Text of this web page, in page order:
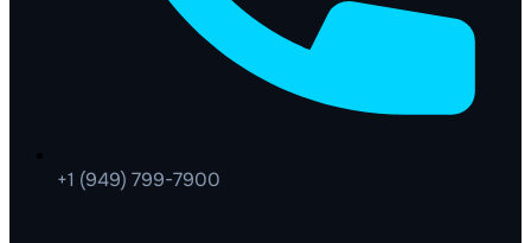
+1 (949) 799-7900